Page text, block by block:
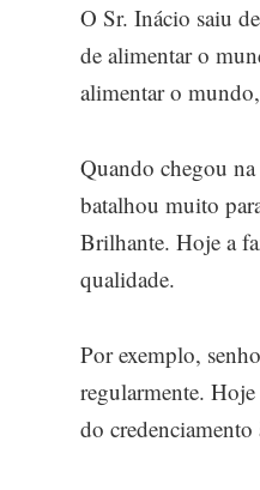
O Sr. Inácio saiu
de alimentar o
alimentar o
Quando chegou
batalhou muito
Brilhante. Hoje a
qualidade.
Por exemplo,
regularmente.
do